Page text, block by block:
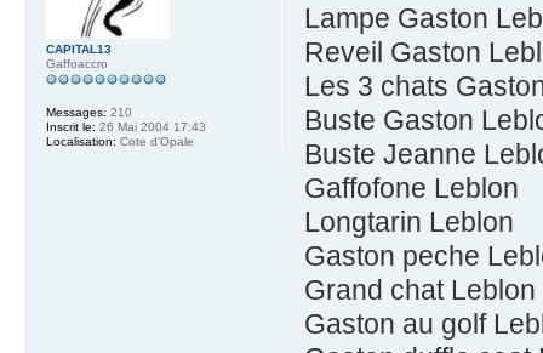
Lampe Gaston
Reveil Gaston
Les 3 chats
Buste Gaston
Buste Jeanne
Gaffofone Leblon
Longtarin Leblon
Gaston peche
Grand chat Leblon
Gaston au golf
CAPITAL13
Gaffoaccro
Messages: 210
Inscrit le: 26 Mai 2004 17:43
Localisation: Cote d'Opale